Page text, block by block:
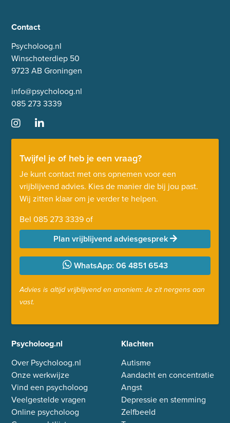
Contact
Psycholoog.nl
Winschoterdiep 50
9723 AB Groningen
info@psycholoog.nl
085 273 3339
Twijfel je of heb je een vraag?
Je kunt contact met ons opnemen voor een
vrijblijvend advies. Kies de manier die bij jou past.
Wij zitten klaar om je verder te helpen.
Bel 085 273 3339of
Plan vrijblijvend adviesgesprek
WhatsApp: 06 4851 6543
Advies is altijd vrijblijvend en anoniem: Je zit nergens aan
vast.
Psycholoog.nl
Over Psycholoog.nl
Onze werkwijze
Vind een psycholoog
Veelgestelde vragen
Online psycholoog
Klachten
Autisme
Aandacht en concentratie
Angst
Depressie en stemming
Zelfbeeld